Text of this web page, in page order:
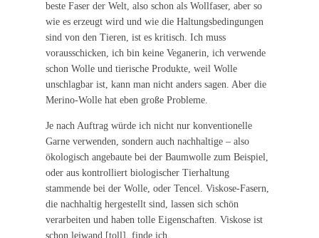
beste Faser der Welt, also schon als Wollfaser, aber so
wie es erzeugt wird und wie die Haltungsbedingungen
sind von den Tieren, ist es kritisch. Ich muss
vorausschicken, ich bin keine Veganerin, ich verwende
schon Wolle und tierische Produkte, weil Wolle
unschlagbar ist, kann man nicht anders sagen. Aber die
Merino-Wolle hat eben große Probleme.
Je nach Auftrag würde ich nicht nur konventionelle
Garne verwenden, sondern auch nachhaltige – also
ökologisch angebaute bei der Baumwolle zum Beispiel,
oder aus kontrolliert biologischer Tierhaltung
stammende bei der Wolle, oder Tencel. Viskose-Fasern,
die nachhaltig hergestellt sind, lassen sich schön
verarbeiten und haben tolle Eigenschaften. Viskose ist
schon leiwand [toll], finde ich.